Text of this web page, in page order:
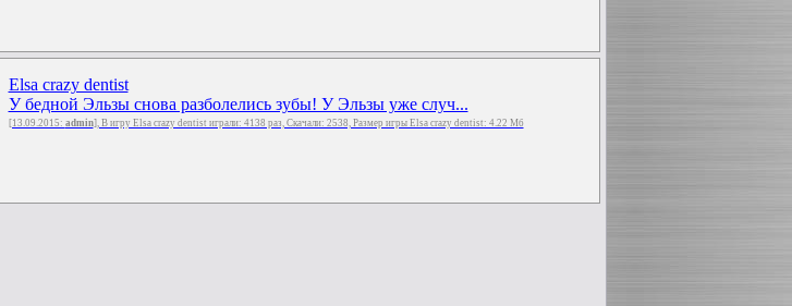
Elsa crazy dentist
У бедной Эльзы снова разболелись зубы! У Эльзы уже случ...
[13.09.2015: admin], В игру Elsa crazy dentist играли: 4138 раз, Скачали: 2538, Размер игры Elsa crazy dentist: 4.22 Мб